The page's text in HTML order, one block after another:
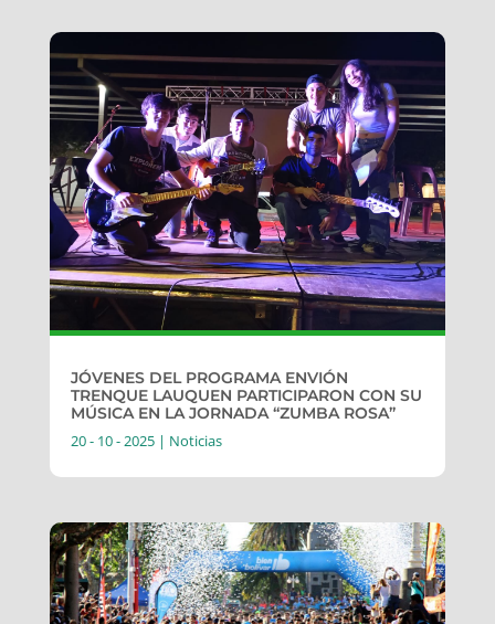
JÓVENES DEL PROGRAMA ENVIÓN
TRENQUE LAUQUEN PARTICIPARON CON SU
MÚSICA EN LA JORNADA “ZUMBA ROSA”
20 - 10 - 2025| Noticias